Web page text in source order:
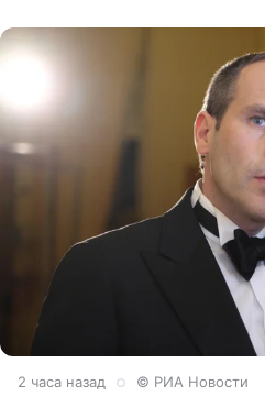
2 часа назад © РИА Новости